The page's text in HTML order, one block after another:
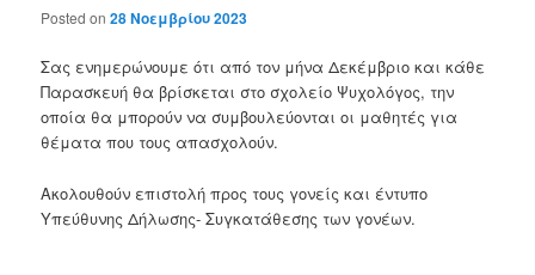
Posted on28 Νοεμβρίου 2023
Σας ενημερώνουμε ότι από τον μήνα Δεκέμβριο και κάθε
Παρασκευή θα βρίσκεται στο σχολείο Ψυχολόγος, την
οποία θα μπορούν να συμβουλεύονται οι μαθητές για
θέματα που τους απασχολούν.
Ακολουθούν επιστολή προς τους γονείς και έντυπο
Υπεύθυνης Δήλωσης- Συγκατάθεσης των γονέων.